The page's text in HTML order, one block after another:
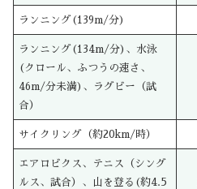
ランニング(139m/分)
ランニング(134m/分)、水泳
(クロール、ふつうの速さ、
46m/分未満)、ラグビー（試
合）
サイクリング（約20km/時）
エアロビクス、テニス（シング
ルス、試合）、山を登る(約4.5